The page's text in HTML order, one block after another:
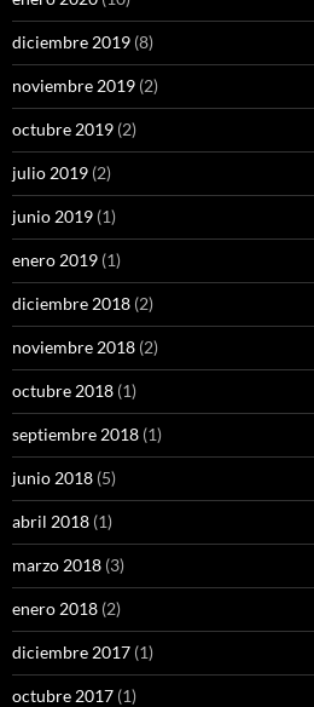
diciembre 2019 (8)
noviembre 2019 (2)
octubre 2019 (2)
julio 2019 (2)
junio 2019 (1)
enero 2019 (1)
diciembre 2018 (2)
noviembre 2018 (2)
octubre 2018 (1)
septiembre 2018 (1)
junio 2018 (5)
abril 2018 (1)
marzo 2018 (3)
enero 2018 (2)
diciembre 2017 (1)
octubre 2017 (1)